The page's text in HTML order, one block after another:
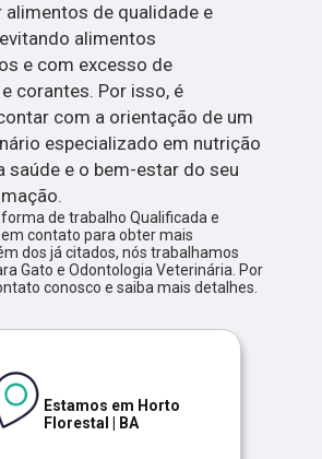
de qualidade e
alimentos
e com excesso de
corantes. Por isso, é
com a orientação de um
especializado em nutrição
saúde e o bem-estar do seu
de trabalho Qualificada e
contato para obter mais
dos já citados, nós trabalhamos
Gato e Odontologia Veterinária. Por
conosco e saiba mais detalhes.
Estamos em Horto
Florestal | BA